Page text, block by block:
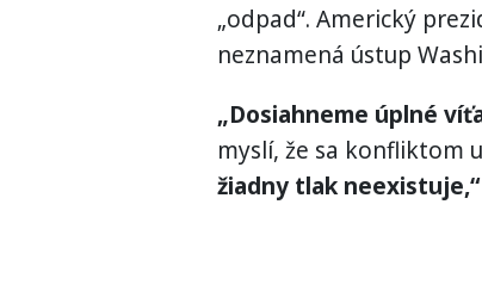
„odpad“. Americký
neznamená ústup
„Dosiahneme úplné
myslí, že sa konfliktom
žiadny tlak neexistuje,“